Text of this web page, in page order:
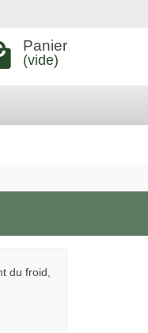
Panier
(vide)
du froid,